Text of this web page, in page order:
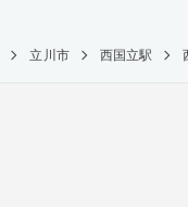
立川市 西国立駅